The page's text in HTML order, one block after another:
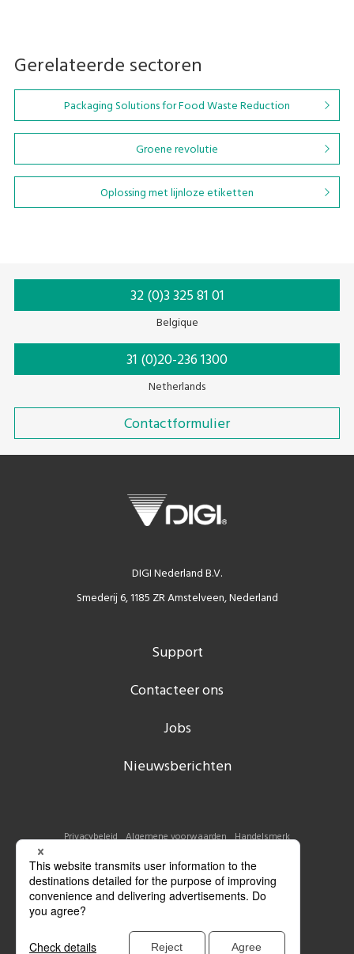
Gerelateerde sectoren
Packaging Solutions for Food Waste Reduction
Groene revolutie
Oplossing met lijnloze etiketten
32 (0)3 325 81 01
Belgique
31 (0)20-236 1300
Netherlands
Contactformulier
DIGI Nederland B.V.
Smederij 6, 1185 ZR Amstelveen, Nederland
Support
Contacteer ons
Jobs
Nieuwsberichten
Privacybeleid Algemene voorwaarden Handelsmerk